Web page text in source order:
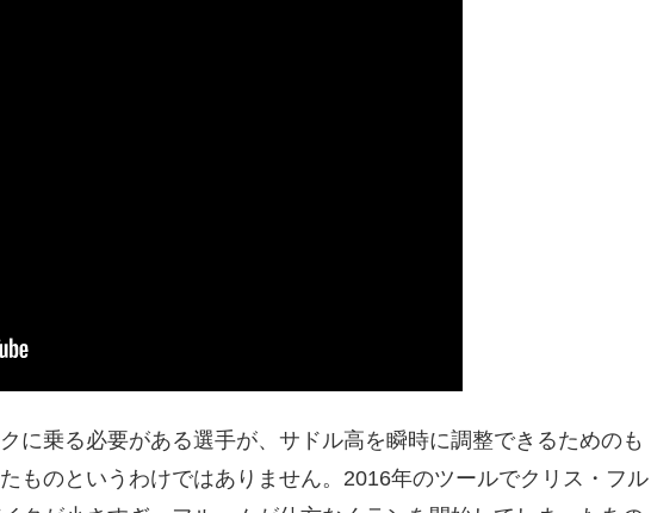
に乗る必要がある選手が、サドル高を瞬時に調整できるためのも
ものというわけではありません。2016年のツールでクリス・フル